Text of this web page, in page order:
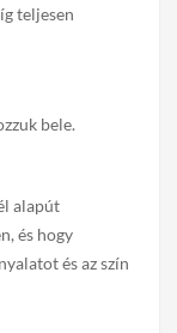
teljesen
bele.
alapút
és hogy
és az szín